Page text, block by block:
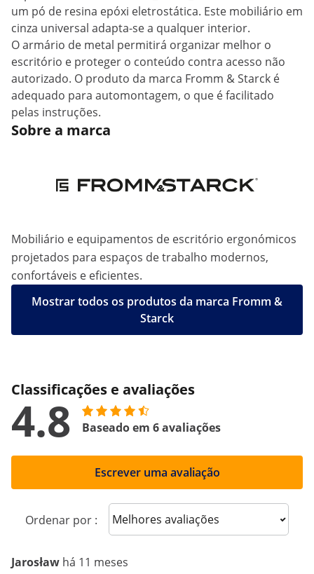
um pó de resina epóxi eletrostática. Este mobiliário em
cinza universal adapta-se a qualquer interior.
O armário de metal permitirá organizar melhor o
escritório e proteger o conteúdo contra acesso não
autorizado. O produto da marca Fromm & Starck é
adequado para automontagem, o que é facilitado
pelas instruções.
Sobre a marca
Mobiliário e equipamentos de escritório ergonómicos
projetados para espaços de trabalho modernos,
confortáveis e eficientes.
Mostrar todos os produtos da marca Fromm &
Starck
Classificações e avaliações
4.8 Baseado em 6 avaliações
Escrever uma avaliação
Ordenar por : Sort reviews
Jarosław há 11 meses